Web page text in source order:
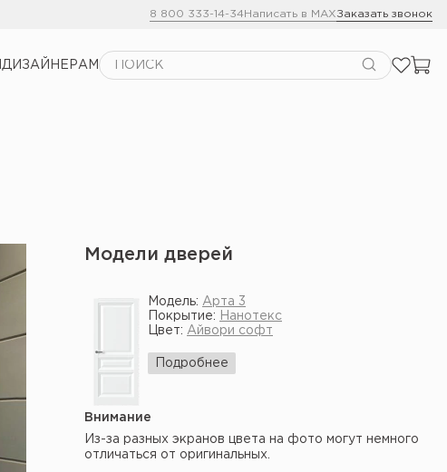
8 800 333-14-34Написать в MAXЗаказать звонок
ДИЗАЙНЕРАМ
Модели дверей
Модель: Арта 3
Покрытие:
Нанотекс
Цвет: Айвори софт
Подробнее
Внимание
Из-за разных экранов цвета на фото могут немного
отличаться от оригинальных.